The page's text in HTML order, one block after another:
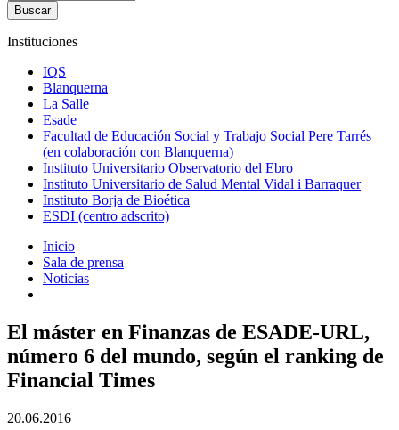
Instituciones
IQS
Blanquerna
La Salle
Esade
Facultad de Educación Social y Trabajo Social Pere Tarrés
(en colaboración con Blanquerna)
Instituto Universitario Observatorio del Ebro
Instituto Universitario de Salud Mental Vidal i Barraquer
Instituto Borja de Bioética
ESDI (centro adscrito)
Inicio
Sala de prensa
Noticias
El máster en Finanzas de ESADE-URL,
número 6 del mundo, según el ranking de
Financial Times
20.06.2016